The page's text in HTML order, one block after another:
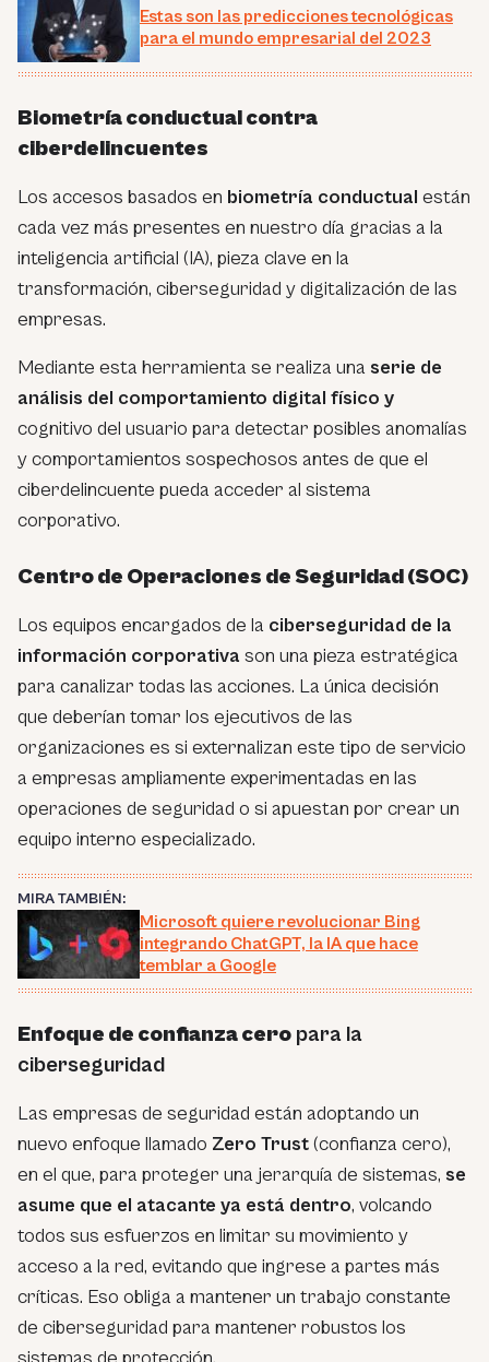
Estas son las predicciones tecnológicas
para el mundo empresarial del 2023
Biometría conductual contra
ciberdelincuentes
Los accesos basados en biometría conductual están
cada vez más presentes en nuestro día gracias a la
inteligencia artificial (IA), pieza clave en la
transformación, ciberseguridad y digitalización de las
empresas.
Mediante esta herramienta se realiza una serie de
análisis del comportamiento digital físico y
cognitivo del usuario para detectar posibles anomalías
y comportamientos sospechosos antes de que el
ciberdelincuente pueda acceder al sistema
corporativo.
Centro de Operaciones de Seguridad (SOC)
Los equipos encargados de la ciberseguridad de la
información corporativa son una pieza estratégica
para canalizar todas las acciones. La única decisión
que deberían tomar los ejecutivos de las
organizaciones es si externalizan este tipo de servicio
a empresas ampliamente experimentadas en las
operaciones de seguridad o si apuestan por crear un
equipo interno especializado.
MIRA TAMBIÉN:
Microsoft quiere revolucionar Bing
integrando ChatGPT, la IA que hace
temblar a Google
Enfoque de confianza cero para la
ciberseguridad
Las empresas de seguridad están adoptando un
nuevo enfoque llamado Zero Trust(confianza cero),
en el que, para proteger una jerarquía de sistemas, se
asume que el atacante ya está dentro, volcando
todos sus esfuerzos en limitar su movimiento y
acceso a la red, evitando que ingrese a partes más
críticas. Eso obliga a mantener un trabajo constante
de ciberseguridad para mantener robustos los